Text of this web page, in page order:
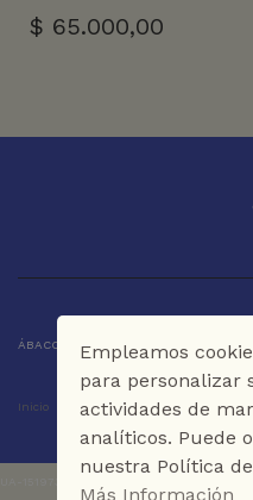
$ 65.000,00
ÁBACO LIBROS Y CAFÉ © 2025
Inicio Tienda La Librería
Empleamos
para personalizar
actividades de
analíticos. Puede
nuestra Política
Más Información